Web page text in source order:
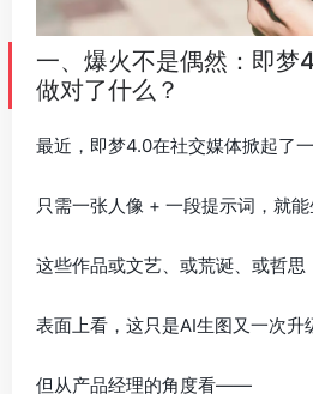
一、爆火不是偶然：即梦
做对了什么？
最近，即梦4.0在社交媒体掀起了一
只需一张人像 + 一段提示词，就能
这些作品或文艺、或荒诞、或哲思
表面上看，这只是AI生图又一次升
但从产品经理的角度看——